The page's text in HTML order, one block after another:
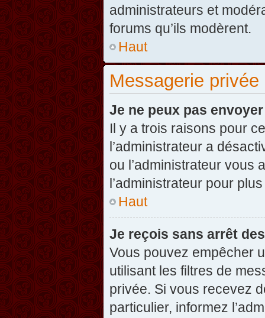
administrateurs et
forums qu’ils modèrent.
Haut
Messagerie privée
Je ne peux pas
Il y a trois raisons pour
l’administrateur a
ou l’administrateur vous
l’administrateur pour
Haut
Je reçois sans arrêt
Vous pouvez empêcher
utilisant les filtres de
privée. Si vous recevez
particulier, informez